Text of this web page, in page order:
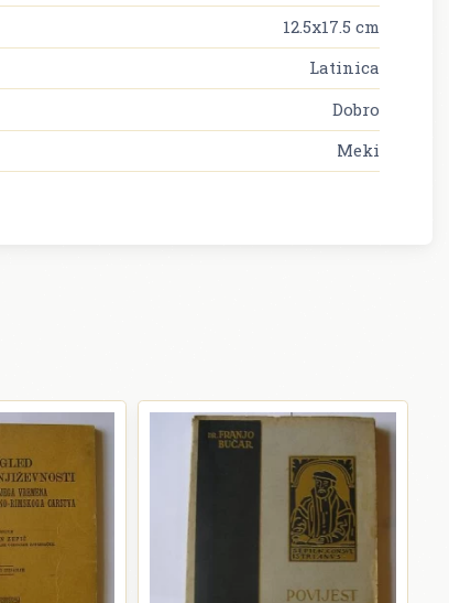
12.5x17.5 cm
Latinica
Dobro
Meki